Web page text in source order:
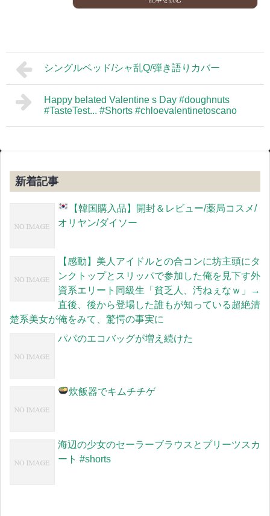
シングルベッド/シャ乱Q/弾き語りカバー
Happy belated Valentine s Day #doughnuts
#TasteTest... #Shorts #chloevalentinetoscano
新着記事
【韓国購入品 】開封＆レビュー/薬局コスメ/
オリヤン/ダイソー
【感動】美人アイドルとの合コンに坊主頭にタ
ンクトップとスリッパで参加した俺を見下す外
資系エリート同級生「貧乏人、汚ねぇなｗ」→
直後、後から登場した誰もが知っている超絶清
楚系美女が俺をみて、驚愕の事実に
パパのエコバッグが増え続けた
炊飯器でキムチチゲ
海辺の少女のセーラーブラウスとプリーツスカ
ート #shorts